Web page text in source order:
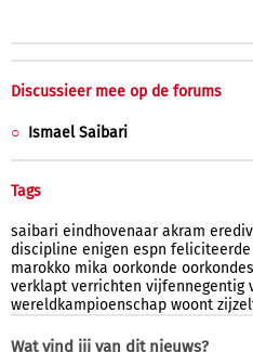
Discussieer mee op de forums
Ismael Saibari
Tags
saibari eindhovenaar akram
discipline enigen espn feliciteerde
marokko mika oorkonde oorkondes
verklapt verrichten vijfennegentig
wereldkampioenschap woont
Wat vind jij van dit nieuws?